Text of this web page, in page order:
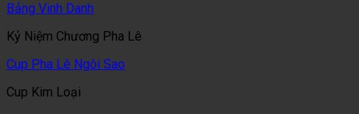
Bảng Vinh Danh
Kỷ Niệm Chương Pha Lê
Cup Pha Lê Ngôi Sao
Cup Kim Loại